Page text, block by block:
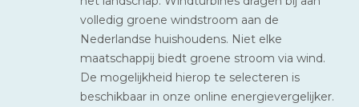
volledig groene windstroom aan de
Nederlandse huishoudens. Niet elke
maatschappij biedt groene stroom via wind.
De mogelijkheid hierop te selecteren is
beschikbaar in onze online energievergelijker.